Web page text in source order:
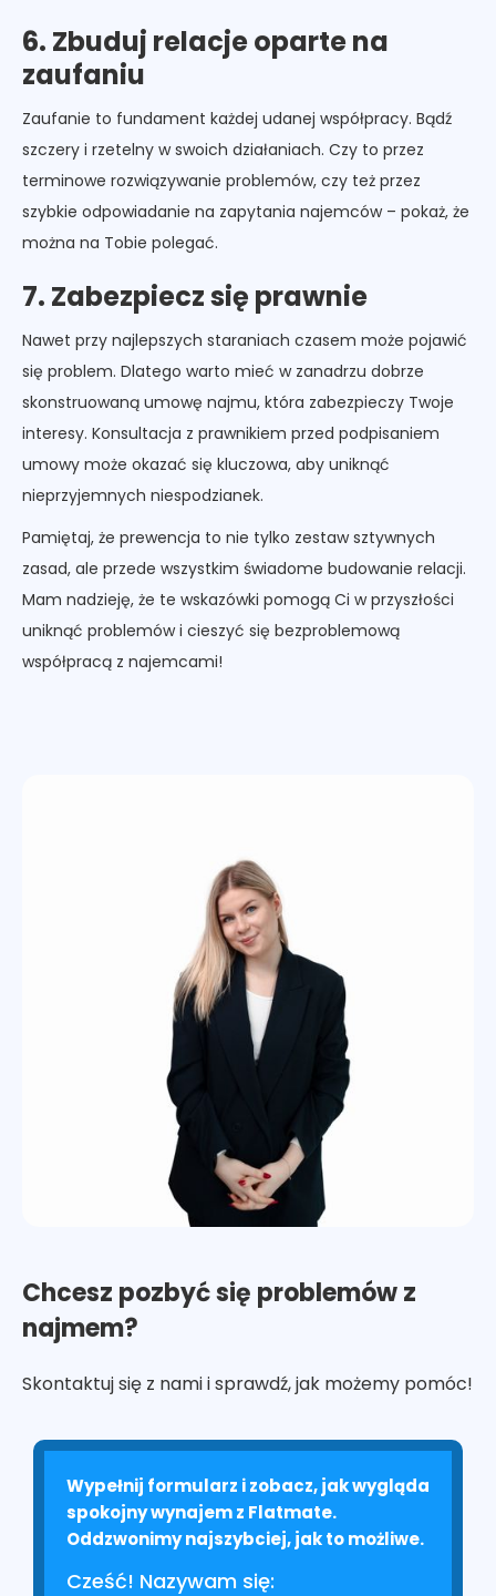
6. Zbuduj relacje oparte na
zaufaniu
Zaufanie to fundament każdej udanej współpracy. Bądź
szczery i rzetelny w swoich działaniach. Czy to przez
terminowe rozwiązywanie problemów, czy też przez
szybkie odpowiadanie na zapytania najemców – pokaż, że
można na Tobie polegać.
7. Zabezpiecz się prawnie
Nawet przy najlepszych staraniach czasem może pojawić
się problem. Dlatego warto mieć w zanadrzu dobrze
skonstruowaną umowę najmu, która zabezpieczy Twoje
interesy. Konsultacja z prawnikiem przed podpisaniem
umowy może okazać się kluczowa, aby uniknąć
nieprzyjemnych niespodzianek.
Pamiętaj, że prewencja to nie tylko zestaw sztywnych
zasad, ale przede wszystkim świadome budowanie relacji.
Mam nadzieję, że te wskazówki pomogą Ci w przyszłości
uniknąć problemów i cieszyć się bezproblemową
współpracą z najemcami!
Chcesz pozbyć się problemów z
najmem?
Skontaktuj się z nami i sprawdź, jak możemy pomóc!
Wypełnij formularz i zobacz, jak wygląda
spokojny wynajem z Flatmate.
Oddzwonimy najszybciej, jak to możliwe.
Cześć! Nazywam się: